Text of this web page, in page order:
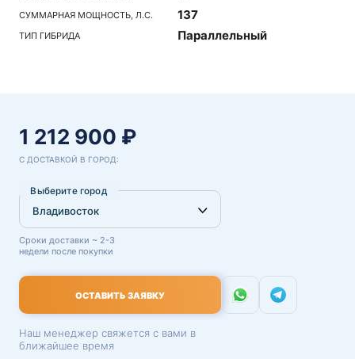
СУММАРНАЯ МОЩНОСТЬ, Л.С. 137
ТИП ГИБРИДА Параллельный
1 212 900 ₽
С ДОСТАВКОЙ В ГОРОД:
Выберите город
Сроки доставки ~ 2-3
недели после покупки
ОСТАВИТЬ ЗАЯВКУ
Наш менеджер свяжется с вами в
ближайшее время